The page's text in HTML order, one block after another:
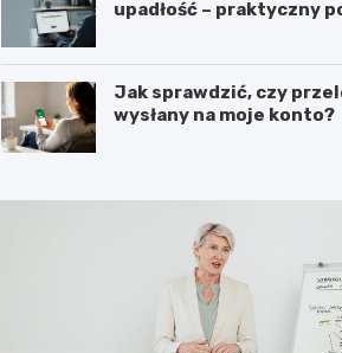
upadłość – praktyczny
Jak sprawdzić, czy
wysłany na moje konto?